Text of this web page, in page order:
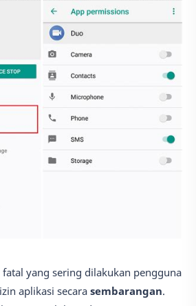
fatal yang sering dilakukan pengguna
aplikasi secara sembarangan.